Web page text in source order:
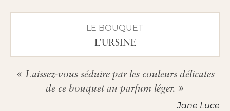
LE BOUQUET
L’URSINE
Laissez-vous séduire par les couleurs délicates
de ce bouquet au parfum léger.
Jane Luce